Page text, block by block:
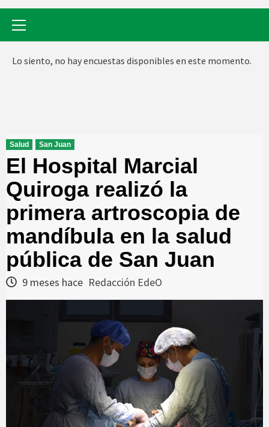
Lo siento, no hay encuestas disponibles en este momento.
Salud San Juan
El Hospital Marcial
Quiroga realizó la
primera artroscopia de
mandíbula en la salud
pública de San Juan
9 meses hace Redacción EdeO